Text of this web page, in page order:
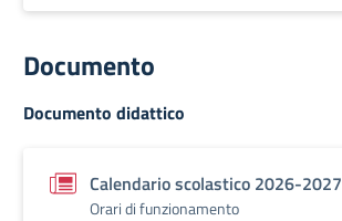
Documento
Documento didattico
Calendario scolastico 2026-2027
Orari di funzionamento